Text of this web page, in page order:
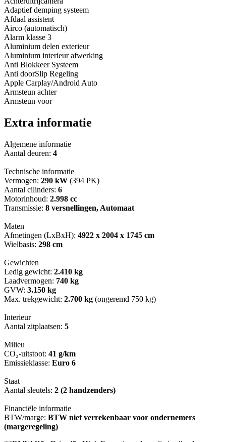
Adaptief demping systeem
Afdaal assistent
Airco (automatisch)
Alarm klasse 3
Aluminium delen exterieur
Aluminium interieur afwerking
Anti Blokkeer Systeem
Anti doorSlip Regeling
Apple Carplay/Android Auto
Armsteun achter
Armsteun voor
Extra informatie
Algemene informatie
Aantal deuren: 4
Technische informatie
Vermogen: 290 kW (394 PK)
Aantal cilinders: 6
Motorinhoud: 2.998 cc
Transmissie: 8 versnellingen, Automaat
Maten
Afmetingen (LxBxH): 4922 x 2004 x 1745 cm
Wielbasis: 298 cm
Gewichten
Ledig gewicht: 2.410 kg
Laadvermogen: 740 kg
GVW: 3.150 kg
Max. trekgewicht: 2.700 kg (ongeremd 750 kg)
Interieur
Aantal zitplaatsen: 5
Milieu
CO₂-uitstoot: 41 g/km
Emissieklasse: Euro 6
Staat
Aantal sleutels: 2 (2 handzenders)
Financiële informatie
BTW/marge: BTW niet verrekenbaar voor ondernemers
(margeregeling)